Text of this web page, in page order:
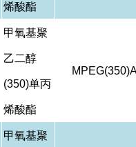
烯酸酯
甲氧基聚
乙二醇
(350)单丙
烯酸酯
甲氧基聚